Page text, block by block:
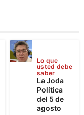
Lo que
usted debe
saber
La Joda
Política
del 5 de
agosto